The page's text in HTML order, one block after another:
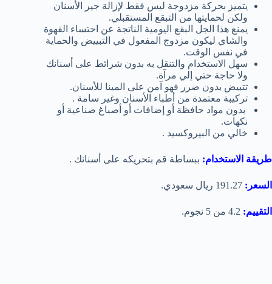
يتميز بحركة مزدوجة ليس فقط لإزالة جير الأسنان
ولكن لحمايتها من التبقع المستقبلي.
يمنع هذا الجل البقع اليومية الناتجة عن احتساء القهوة
والشاي ليكون مزدوج المفعول في التبييض والحماية
في نفس الوقت.
سهل الاستخدام والتنقل به بدون شرائط على أسنانك
ولا حاجة حتي إلي مرآة.
تتبيض بدون ضرر فهو آمن على المينا للأسنان.
تركيبة معتمدة من أطباء الأسنان وغير سامة .
بدون مواد حافظة أو إضافات أو أصباغ صناعية أو
نكهات.
خالي من البيروكسيد .
طريقة الاستخدام: ببساطة قم بتحريكه على أسنانك .
السعر: 191.27 ريال سعودي.
التقييم: 4.2 من 5 نجوم.